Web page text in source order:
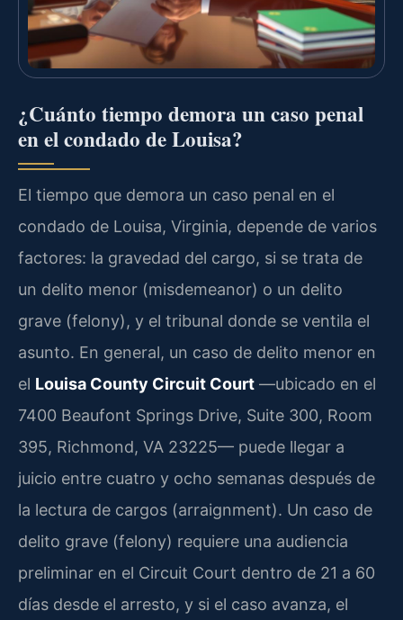
¿Cuánto tiempo demora un caso penal
en el condado de Louisa?
El tiempo que demora un caso penal en el
condado de Louisa, Virginia, depende de varios
factores: la gravedad del cargo, si se trata de
un delito menor (misdemeanor) o un delito
grave (felony), y el tribunal donde se ventila el
asunto. En general, un caso de delito menor en
el Louisa County Circuit Court —ubicado en el
7400 Beaufont Springs Drive, Suite 300, Room
395, Richmond, VA 23225— puede llegar a
juicio entre cuatro y ocho semanas después de
la lectura de cargos (arraignment). Un caso de
delito grave (felony) requiere una audiencia
preliminar en el Circuit Court dentro de 21 a 60
días desde el arresto, y si el caso avanza, el